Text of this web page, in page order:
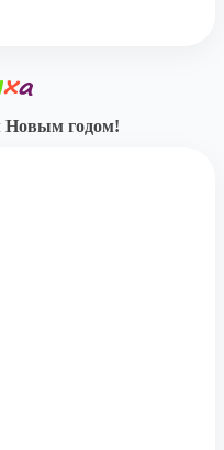
Новым годом!